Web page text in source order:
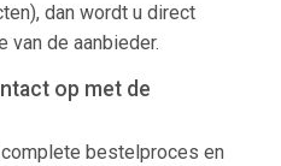
dan wordt u direct
van de aanbieder.
op met de
bestelproces en